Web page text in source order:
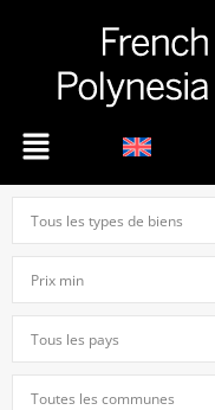
Tous les types de biens
Prix min
Tous les pays
Toutes les communes